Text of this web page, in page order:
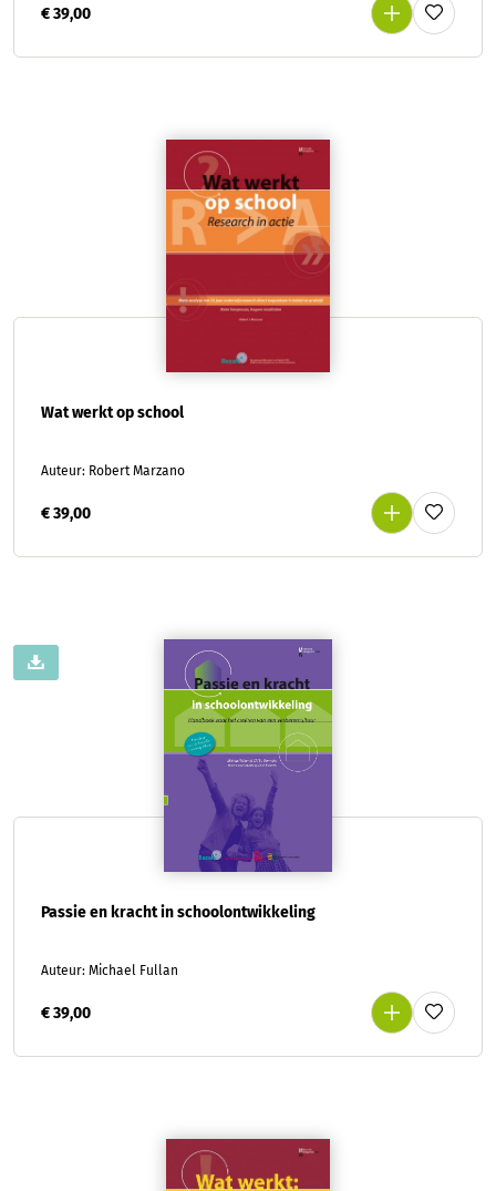
€ 39,00
Wat werkt op school
Auteur: Robert Marzano
€ 39,00
Passie en kracht in schoolontwikkeling
Auteur: Michael Fullan
€ 39,00